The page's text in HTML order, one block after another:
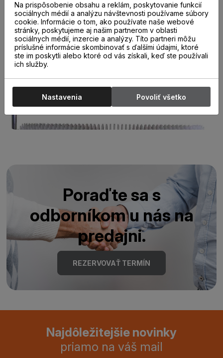
Poraďte sa s
odborníkom u nás na
predajni.
REZERVOVAŤ TERMÍN
Najdôležitejšie novinky
priamo na váš mail
Na prispôsobenie obsahu a reklám, poskytovanie funkcií
sociálnych médií a analýzu návštevnosti používame súbory
cookie. Informácie o tom, ako používate naše webové
stránky, poskytujeme aj našim partnerom v oblasti
sociálnych médií, inzercie a analýzy. Títo partneri môžu
príslušné informácie skombinovať s ďalšími údajmi, ktoré
ste im poskytli alebo ktoré od vás získali, keď ste používali
ich služby.
Nastavenia Povoliť všetko